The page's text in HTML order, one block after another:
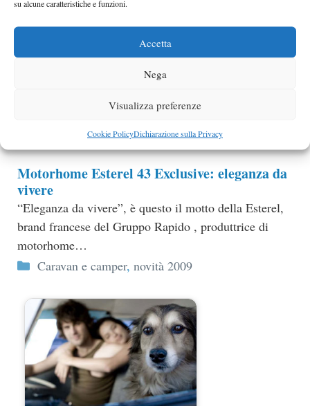
su alcune caratteristiche e funzioni.
Accetta
Nega
Visualizza preferenze
Cookie PolicyDichiarazione sulla Privacy
pensato sopratutto per coppie giovani…
Categorie
Caravan e camper,novità 2009
Motorhome Rimor Nemho
New Experience MotorHome è questo il significato di
Nemho, il nuovo modello della Rimor, inportante
Caravan e camper,novità 2009
Motorhome Esterel 43 Exclusive: eleganza da
vivere
“Eleganza da vivere”, è questo il motto della Esterel,
brand francese del Gruppo Rapido , produttrice di
motorhome…
Categorie
Caravan e camper, novità 2009